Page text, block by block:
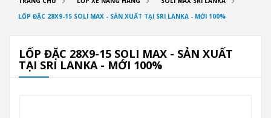
LỐP ĐẶC 28X9-15 SOLI MAX - SẢN XUẤT TẠI SRI LANKA - MỚI 100%
LỐP ĐẶC 28X9-15 SOLI MAX - SẢN XUẤT
TẠI SRI LANKA - MỚI 100%